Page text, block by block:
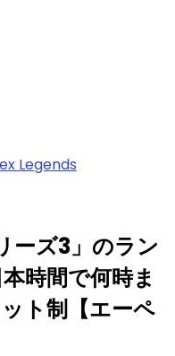
Legends
ーズ3」のラン
時間で何時ま
ト制【エーペ